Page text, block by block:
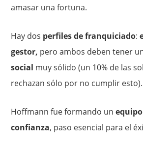
amasar una fortuna.
Hay dos perfiles de franquiciado:
gestor, pero ambos deben tener
social muy sólido (un 10% de las
rechazan sólo por no cumplir esto).
Hoffmann fue formando un
confianza, paso esencial para el